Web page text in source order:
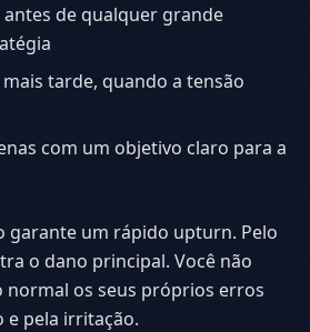
antes de qualquer grande
tarde, quando a tensão
com um objetivo claro para a
garante um rápido upturn. Pelo
o dano principal. Você não
normal os seus próprios erros
e pela irritação.